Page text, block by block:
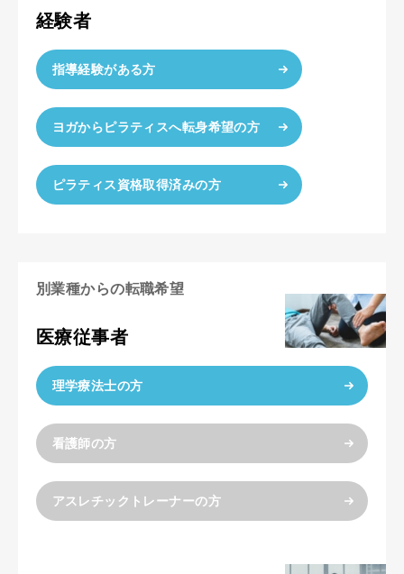
経験者
指導経験がある方
ヨガからピラティスへ転身希望の方
ピラティス資格取得済みの方
別業種からの転職希望
医療従事者
理学療法士の方
看護師の方
アスレチックトレーナーの方